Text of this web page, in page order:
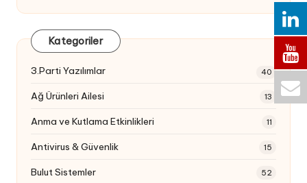
Kategoriler
3.Parti Yazılımlar 40
Ağ Ürünleri Ailesi 13
Anma ve Kutlama Etkinlikleri 11
Antivirus & Güvenlik 15
Bulut Sistemler 52